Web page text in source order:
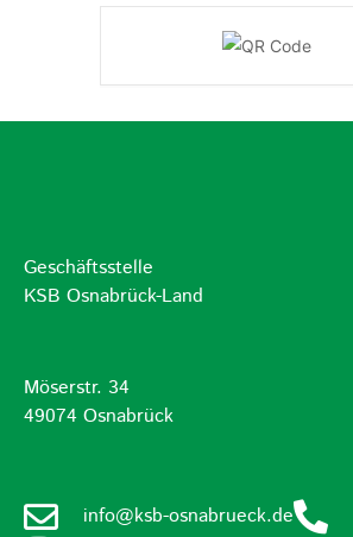
Geschäftsstelle
KSB Osnabrück-Land
Möserstr. 34
49074 Osnabrück
info@ksb-osnabrueck.de